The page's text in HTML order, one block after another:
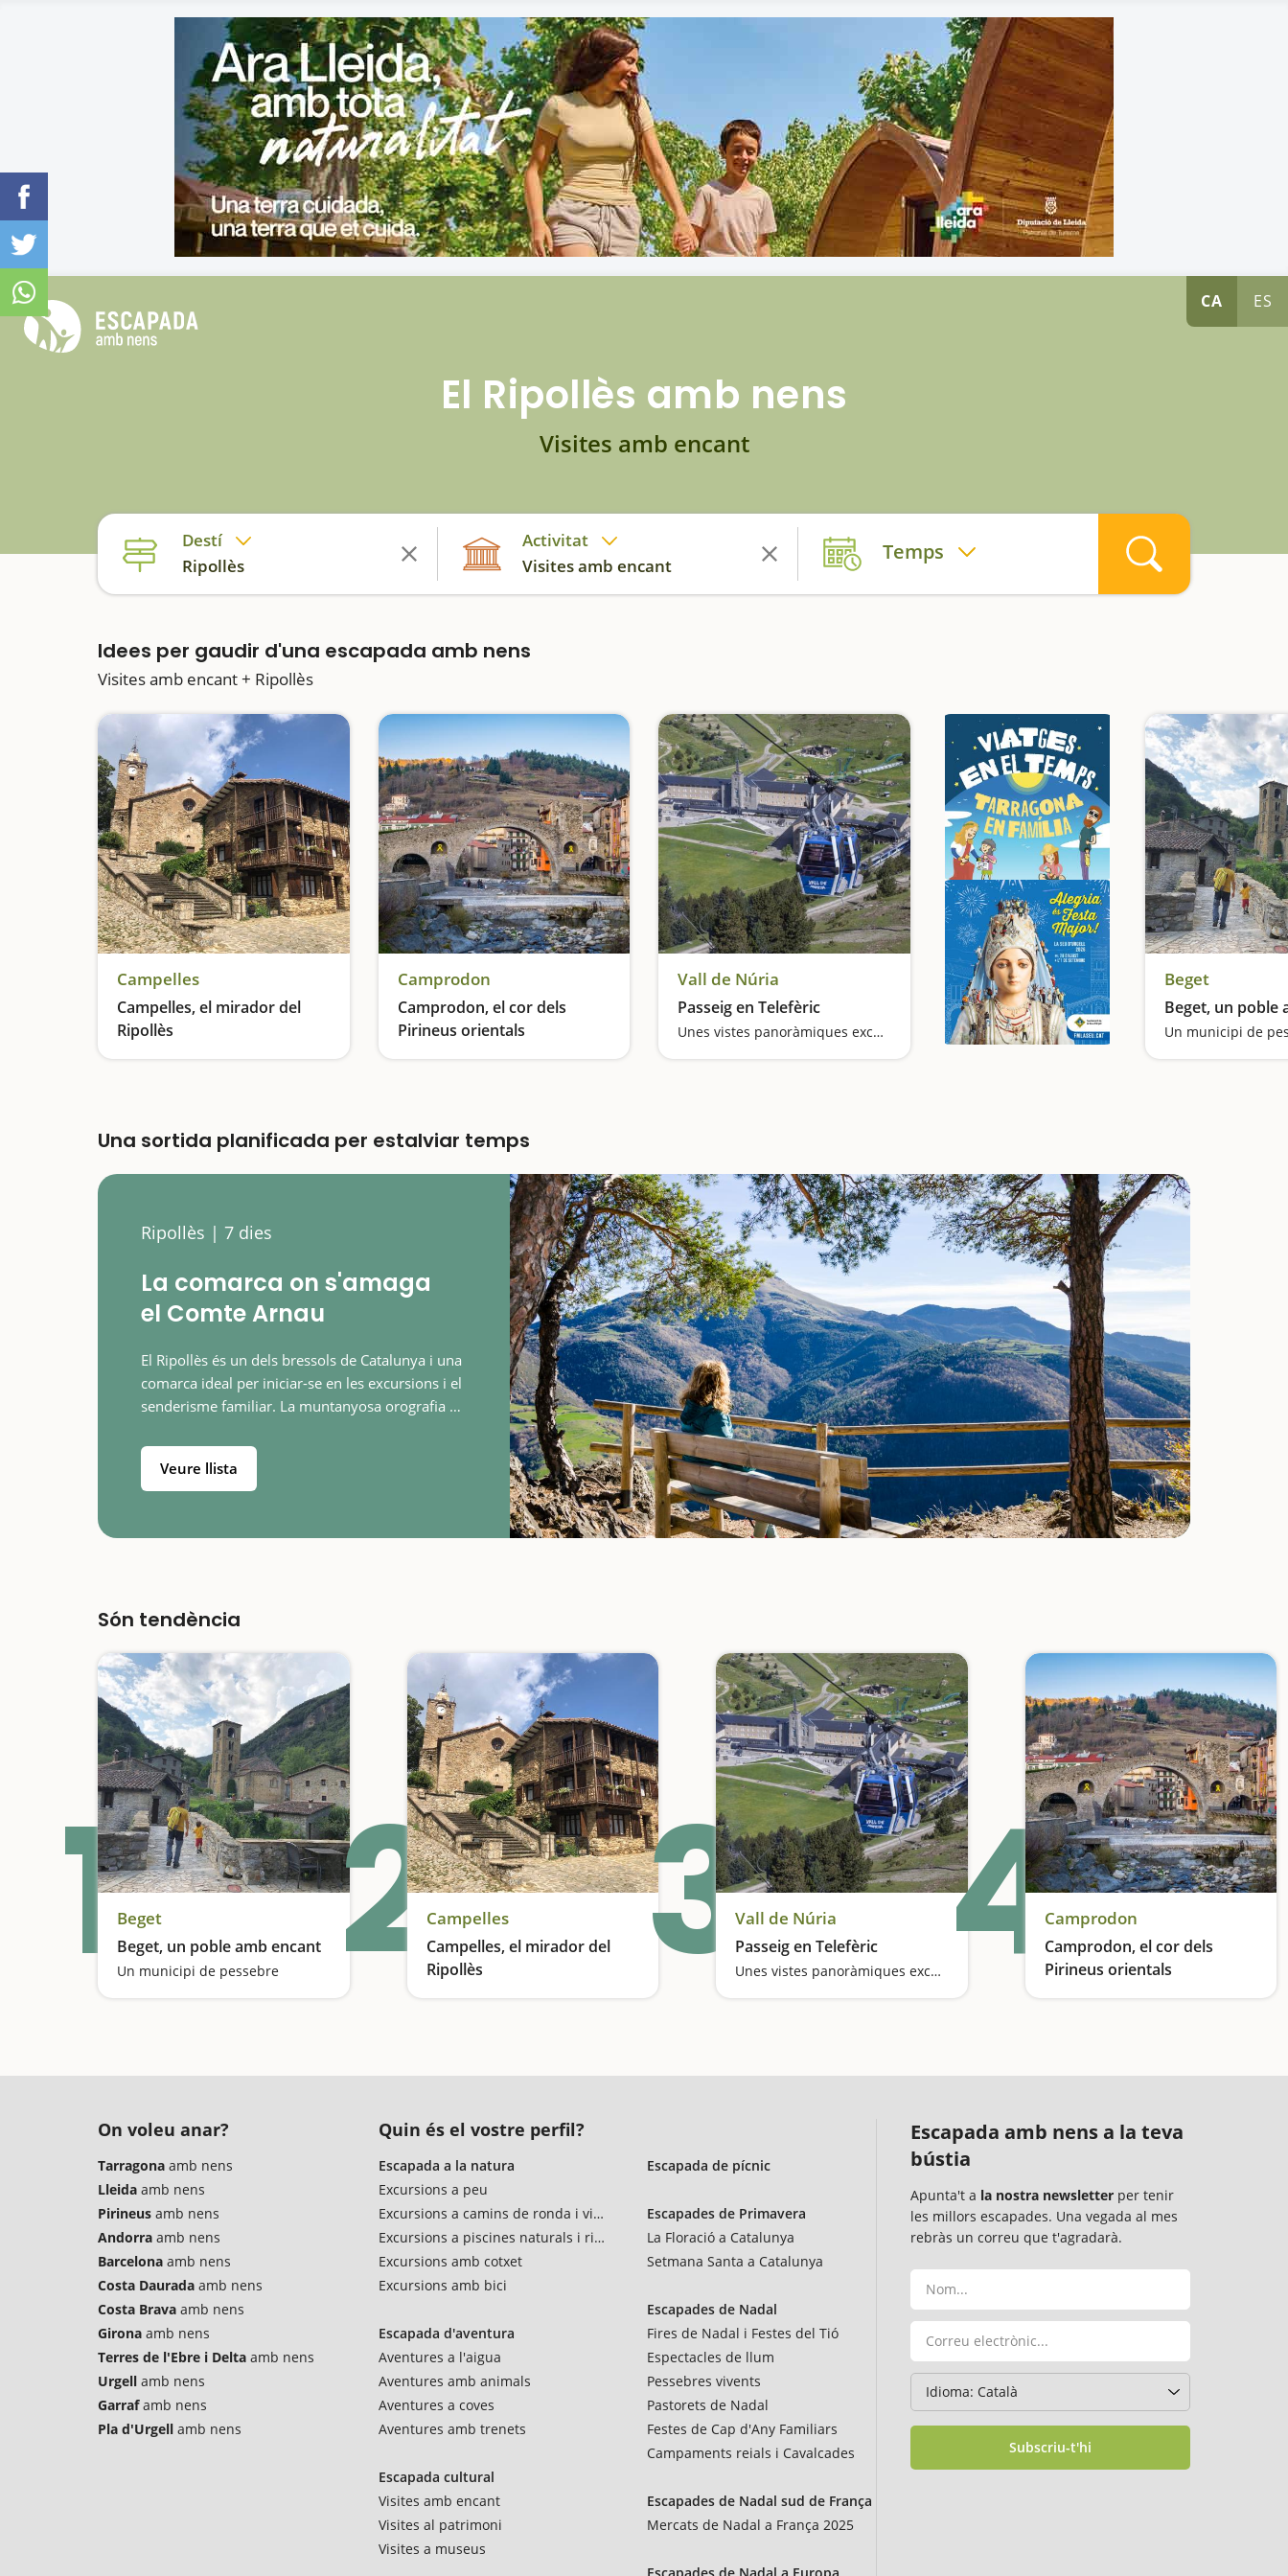
CA ES
El Ripollès amb nens
Visites amb encant
Destí
Ripollès
Activitat
Visites amb encant
Temps
Idees per gaudir d'una escapada amb nens
Visites amb encant + Ripollès
Campelles
Campelles, el mirador del
Ripollès
Una escapada amb calma
Camprodon
Camprodon, el cor dels
Pirineus orientals
Respira aire pur
Vall de Núria
Passeig en Telefèric
Unes vistes panoràmiques excepcionals
Beget
Beget, un poble
Un municipi de
Una sortida planificada per estalviar temps
Ripollès | 7 dies
La comarca on s'amaga
el Comte Arnau
El Ripollès és un dels bressols de Catalunya i una
comarca ideal per iniciar-se en les excursions i el
senderisme familiar. La muntanyosa orografia de
de diverses…
Veure llista
Són tendència
1Beget
Beget, un poble amb encant
Un municipi de pessebre 2Campelles
Campelles, el mirador del
Ripollès
Una escapada amb calma 3Vall de Núria
Passeig en Telefèric
Unes vistes panoràmiques excepcionals 4Camprodon
Camprodon, el cor dels
Pirineus orientals
Respira aire pur
On voleu anar?
Tarragona amb nens
Lleida amb nens
Pirineus amb nens
Andorra amb nens
Barcelona amb nens
Costa Daurada amb nens
Costa Brava amb nens
Girona amb nens
Terres de l'Ebre i Delta amb nens
Urgell amb nens
Garrafamb nens
Pla d'Urgell amb nens
Quin és el vostre perfil?
Escapada a la natura
Excursions a peu
Excursions a camins de ronda i vies verdes
Excursions a piscines naturals i rius
Excursions amb cotxet
Excursions amb bici
Escapada d'aventura
Aventures a l'aigua
Aventures amb animals
Aventures a coves
Aventures amb trenets
Escapada cultural
Visites amb encant
Visites al patrimoni
Visites a museus
Escapada de pícnic
Escapades de Primavera
La Floració a Catalunya
Setmana Santa a Catalunya
Escapades de Nadal
Fires de Nadal i Festes del Tió
Espectacles de llum
Pessebres vivents
Pastorets de Nadal
Festes de Cap d'Any Familiars
Campaments reials i Cavalcades
Escapades de Nadal sud de França
Mercats de Nadal a França 2025
Escapada amb nens a la teva
bústia
Apunta't a la nostra newsletter per tenir
les millors escapades. Una vegada al mes
rebràs un correu que t'agradarà.
Subscriu-t'hi